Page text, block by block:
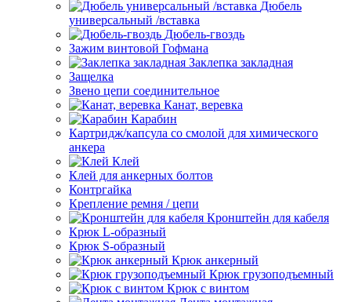
Дюбель
универсальный /вставка
Дюбель-гвоздь
Зажим винтовой Гофмана
Заклепка закладная
Защелка
Звено цепи соединительное
Канат, веревка
Карабин
Картридж/капсула со смолой для химического
анкера
Клей
Клей для анкерных болтов
Контргайка
Крепление ремня / цепи
Кронштейн для кабеля
Крюк L-образный
Крюк S-образный
Крюк анкерный
Крюк грузоподъемный
Крюк с винтом